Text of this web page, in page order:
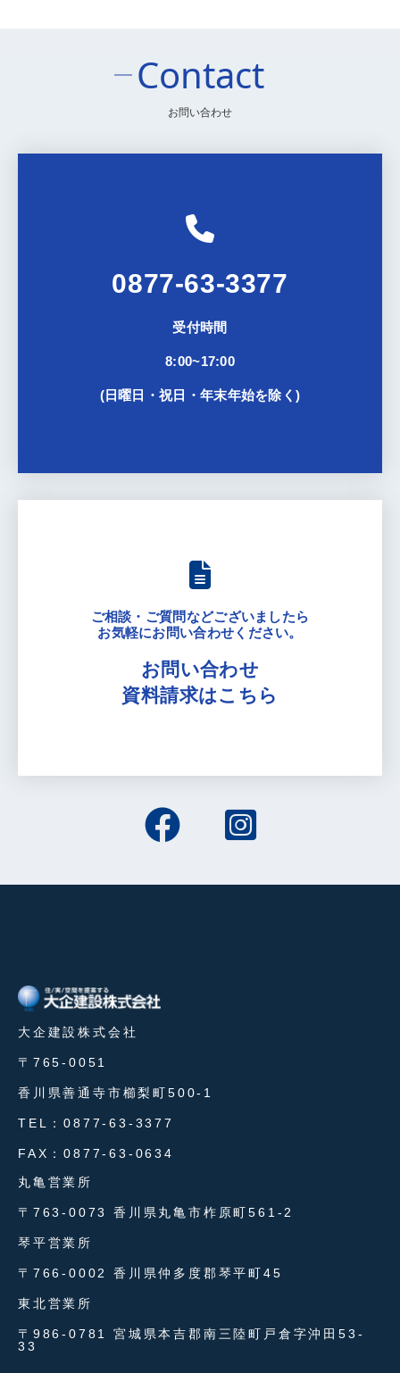
Contact
お問い合わせ
0877-63-3377
受付時間
8:00~17:00
(日曜日・祝日・年末年始を除く)
ご相談・ご質問などございましたら
お気軽にお問い合わせください。
お問い合わせ
資料請求はこちら
大企建設株式会社
〒765-0051
香川県善通寺市櫛梨町500-1
TEL：0877-63-3377
FAX：0877-63-0634
丸亀営業所
〒763-0073 香川県丸亀市柞原町561-2
琴平営業所
〒766-0002 香川県仲多度郡琴平町45
東北営業所
〒986-0781 宮城県本吉郡南三陸町戸倉字沖田53-
33